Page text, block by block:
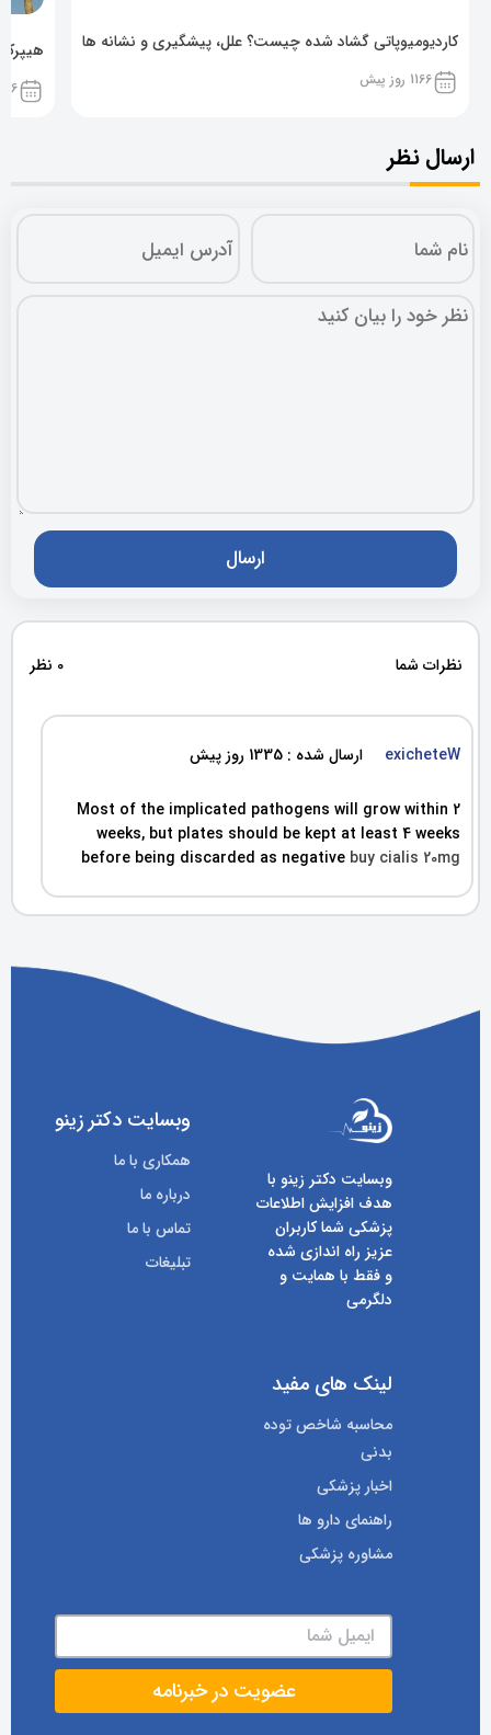
کاردیومیوپاتی گشاد شده چیست؟ علل، پیشگیری و نشانه ها
1166 روز پیش 1166
ارسال نظر
نظرات شما 0 نظر
exicheteW ارسال شده : 1335 روز پیش
Most of the implicated pathogens will grow within 2
weeks, but plates should be kept at least 4 weeks
before being discarded as negative buy cialis 20mg
وبسایت دکتر زینو با
هدف افزایش اطلاعات
پزشکی شما کاربران
عزیز راه اندازی شده
و فقط با همایت و
دلگرمی
وبسایت دکتر زینو
همکاری با ما
درباره ما
تماس با ما
تبلیغات
لینک های مفید
محاسبه شاخص توده
بدنی
اخبار پزشکی
راهنمای دارو ها
مشاوره پزشکی